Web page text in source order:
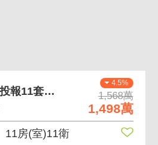
4.5%
1,568萬
1,498萬
東寧路好收租超高投報11套房大地坪透天
11房(室)11衛